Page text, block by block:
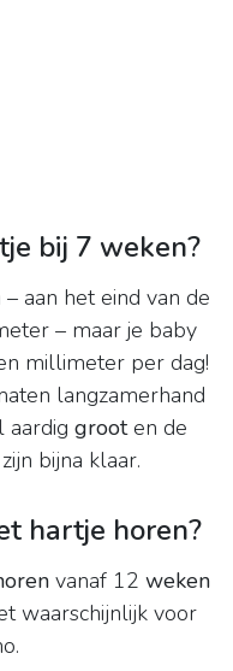
bij 7 weken?
aan het eind van de
– maar je baby
millimeter per dag!
langzamerhand
aardig grooten de
bijna klaar.
hartje horen?
vanaf 12 weken
waarschijnlijk voor